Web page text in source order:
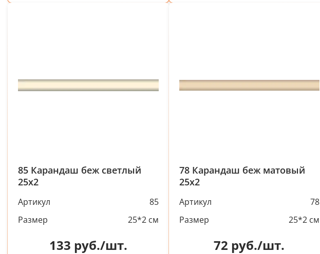
85 Карандаш беж светлый
25х2
Артикул
85
Размер
25*2 см
133 руб./шт.
78 Карандаш беж матовый
25х2
Артикул
78
Размер
25*2 см
72 руб./шт.